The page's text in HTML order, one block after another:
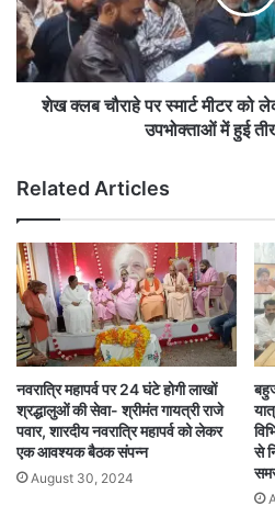
मीटर
को
लेकर
हंगामा,
बिजली
में
हुई
तीखी
नोकझोंक
शेख क्लब चौराहे पर स्मार्ट मीटर को
उपभोक्ताओं में हुई
Related Articles
नवरात्रि महापर्व पर 24 घंटे होगी लाखों
श्रद्धालुओं की सेवा- श्रीमंत गायत्री राजे
पवार, शारदीय नवरात्रि महापर्व को लेकर
एक आवश्यक बैठक संपन्न
August 30, 2024
से